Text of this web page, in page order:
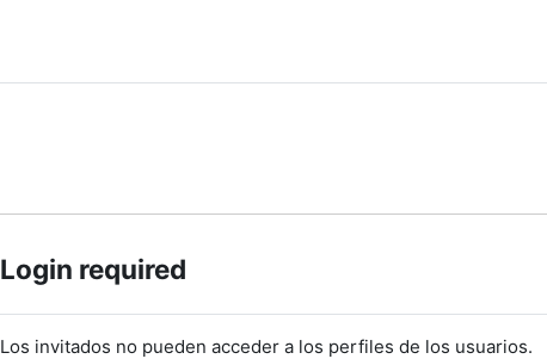
Login required
Los invitados no pueden acceder a los perfiles de los usuarios.